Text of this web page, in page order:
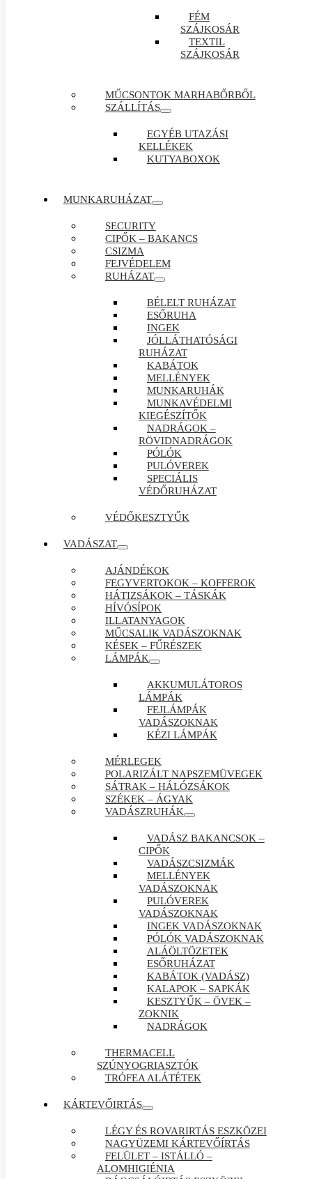
FÉM
SZÁJKOSÁR
TEXTIL
SZÁJKOSÁR
MŰCSONTOK MARHABŐRBŐL
SZÁLLÍTÁS
EGYÉB UTAZÁSI
KELLÉKEK
KUTYABOXOK
MUNKARUHÁZAT
SECURITY
CIPŐK – BAKANCS
CSIZMA
FEJVÉDELEM
RUHÁZAT
BÉLELT RUHÁZAT
ESŐRUHA
INGEK
JÓLLÁTHATÓSÁGI
RUHÁZAT
KABÁTOK
MELLÉNYEK
MUNKARUHÁK
MUNKAVÉDELMI
KIEGÉSZÍTŐK
NADRÁGOK –
RÖVIDNADRÁGOK
PÓLÓK
PULÓVEREK
SPECIÁLIS
VÉDŐRUHÁZAT
VÉDŐKESZTYŰK
VADÁSZAT
AJÁNDÉKOK
FEGYVERTOKOK – KOFFEROK
HÁTIZSÁKOK – TÁSKÁK
HÍVÓSÍPOK
ILLATANYAGOK
MŰCSALIK VADÁSZOKNAK
KÉSEK – FŰRÉSZEK
LÁMPÁK
AKKUMULÁTOROS
LÁMPÁK
FEJLÁMPÁK
VADÁSZOKNAK
KÉZI LÁMPÁK
MÉRLEGEK
POLARIZÁLT NAPSZEMÜVEGEK
SÁTRAK – HÁLÓZSÁKOK
SZÉKEK – ÁGYAK
VADÁSZRUHÁK
VADÁSZ BAKANCSOK –
CIPŐK
VADÁSZCSIZMÁK
MELLÉNYEK
VADÁSZOKNAK
PULÓVEREK
VADÁSZOKNAK
INGEK VADÁSZOKNAK
PÓLÓK VADÁSZOKNAK
ALÁÖLTÖZETEK
ESŐRUHÁZAT
KABÁTOK (VADÁSZ)
KALAPOK – SAPKÁK
KESZTYŰK – ÖVEK –
ZOKNIK
NADRÁGOK
THERMACELL
SZÚNYOGRIASZTÓK
TRÓFEA ALÁTÉTEK
KÁRTEVŐIRTÁS
LÉGY ÉS ROVARIRTÁS ESZKÖZEI
NAGYÜZEMI KÁRTEVŐÍRTÁS
FELÜLET – ISTÁLLÓ –
ALOMHIGIÉNIA